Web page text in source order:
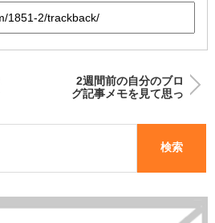
2週間前の自分のブロ
グ記事メモを見て思っ